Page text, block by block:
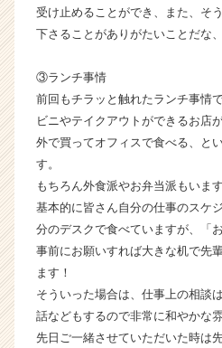
チ
ア
リ
ア
（C
e
r
C
a
e
r）
受け止めることができ、また、そ
下さることがありがたいことだな
③ランチ事情
前回もチラッと触れたランチ事情
ビニやテイクアウトができるお店
外で買ってオフィスで食べる、と
す。
もちろん外食派やお弁当派もいま
基本的に皆さん自分の仕事のスケ
分のデスクで食べていますが、「
事前にお願いすれば大きな机で先
ます！
そういった場合は、仕事上の相談
話などもするので非常に和やかな雰
先日ご一緒させていただいた時は